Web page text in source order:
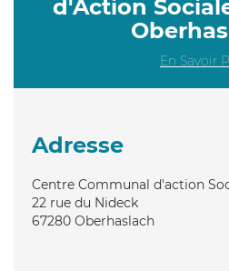
d'Action
En Savoir
Adresse
Centre Communal d'action
22 rue du Nideck
67280 Oberhaslach